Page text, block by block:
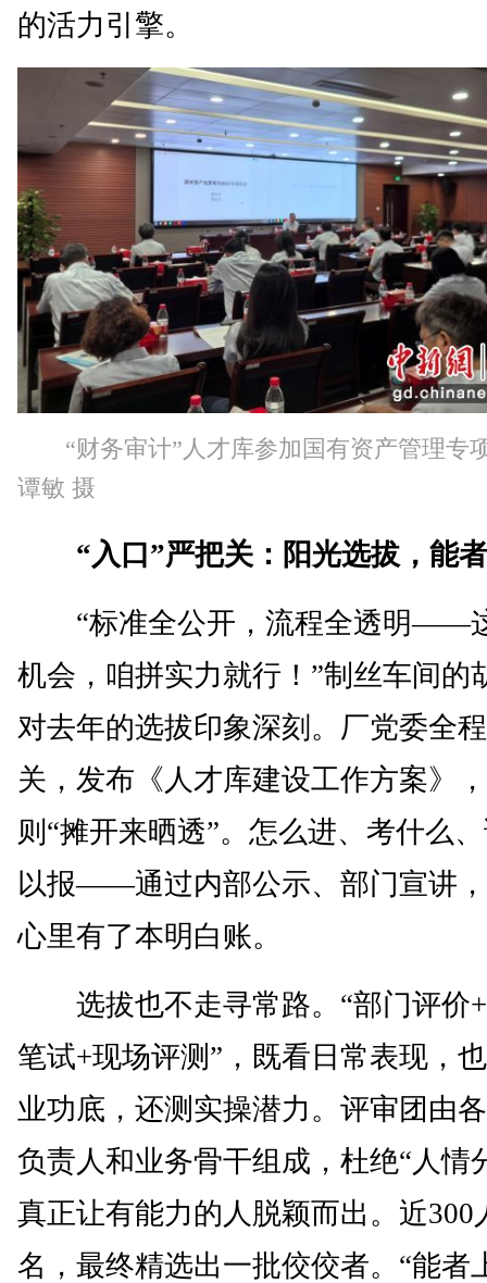
的活力引擎。
“财务审计”人才库参加国有资产管理专
谭敏 摄
“入口”严把关：阳光选拔，能
“标准全公开，流程全透明——
机会，咱拼实力就行！”制丝车间的
对去年的选拔印象深刻。厂党委全
关，发布《人才库建设工作方案》
则“摊开来晒透”。怎么进、考什么
以报——通过内部公示、部门宣讲
心里有了本明白账。
选拔也不走寻常路。“部门评价
笔试+现场评测”，既看日常表现，
业功底，还测实操潜力。评审团由
负责人和业务骨干组成，杜绝“人情
真正让有能力的人脱颖而出。近300
名，最终精选出一批佼佼者。“能者